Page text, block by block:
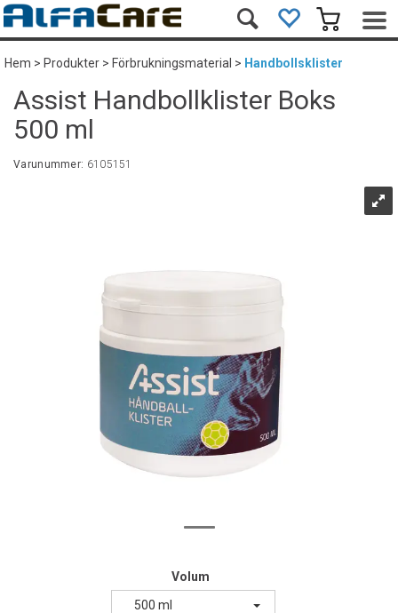
Hem>Produkter>Förbrukningsmaterial > Handbollsklister
Assist Handbollklister Boks
500 ml
Varunummer: 6105151
Volum
500 ml